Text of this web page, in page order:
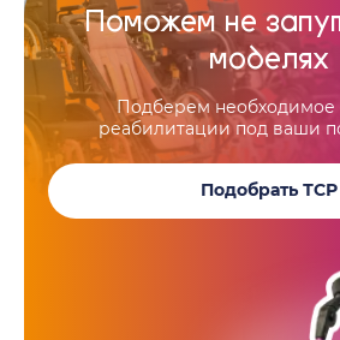
Поможем не
моделях
Подберем необходимое
реабилитации под ваши
Подобрать ТСР